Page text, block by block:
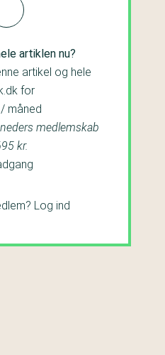
artiklen nu?
artikel og hele
for
måned
medlemskab
kr.
Log ind